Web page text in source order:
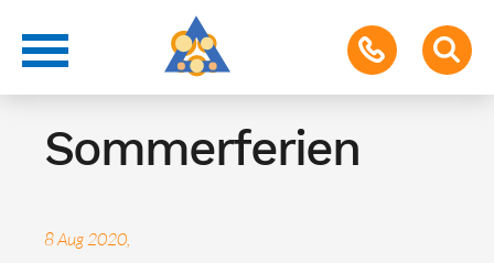
Ferien
Sommerferien
8 Aug 2020,